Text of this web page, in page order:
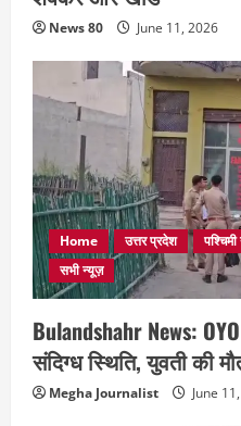
News 80 June 11, 2026
Home उत्तर प्रदेश
सभी न्यूज़
Bulandshahr News:
संदिग्ध स्थिति, युवती की
Megha Journalist June